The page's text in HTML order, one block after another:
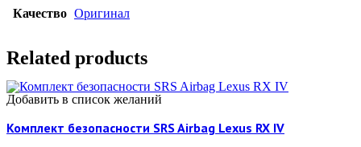
Качество Оригинал
Related products
Добавить в список желаний
Комплект безопасности SRS Airbag Lexus RX IV